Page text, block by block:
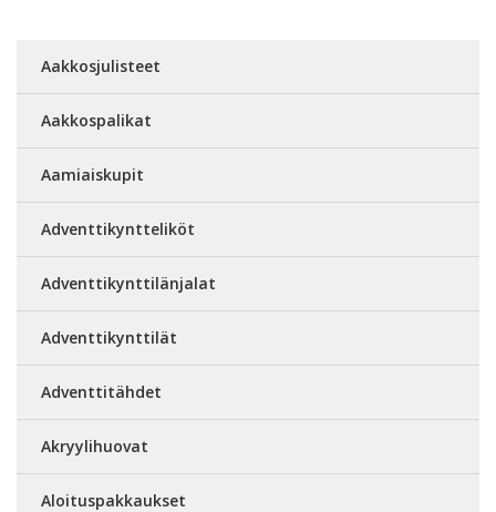
Aakkosjulisteet
Aakkospalikat
Aamiaiskupit
Adventtikyntteliköt
Adventtikynttilänjalat
Adventtikynttilät
Adventtitähdet
Akryylihuovat
Aloituspakkaukset